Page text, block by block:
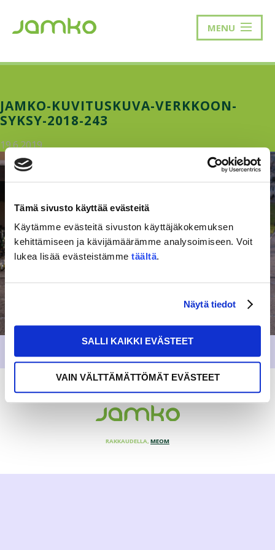
Tämä sivusto käyttää evästeitä
Käytämme evästeitä sivuston käyttäjäkokemuksen
kehittämiseen ja kävijämäärämme analysoimiseen. Voit
lukea lisää evästeistämme täältä.
Näytä tiedot
SALLI KAIKKI EVÄSTEET
VAIN VÄLTTÄMÄTTÖMÄT EVÄSTEET
MENU
JAMKO-KUVITUSKUVA-VERKKOON-
SYKSY-2018-243
19.6.2019
RAKKAUDELLA, MEOM